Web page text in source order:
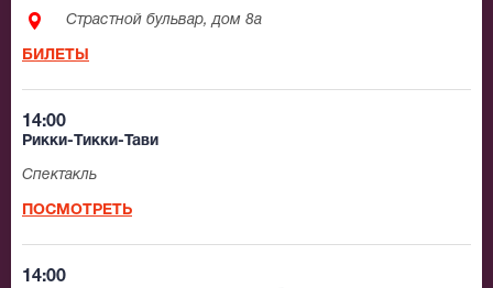
Страстной бульвар, дом 8а
БИЛЕТЫ
14:00
Рикки-Тикки-Тави
Спектакль
ПОСМОТРЕТЬ
14:00